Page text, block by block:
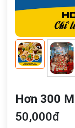
Hơn 300
50,000đ